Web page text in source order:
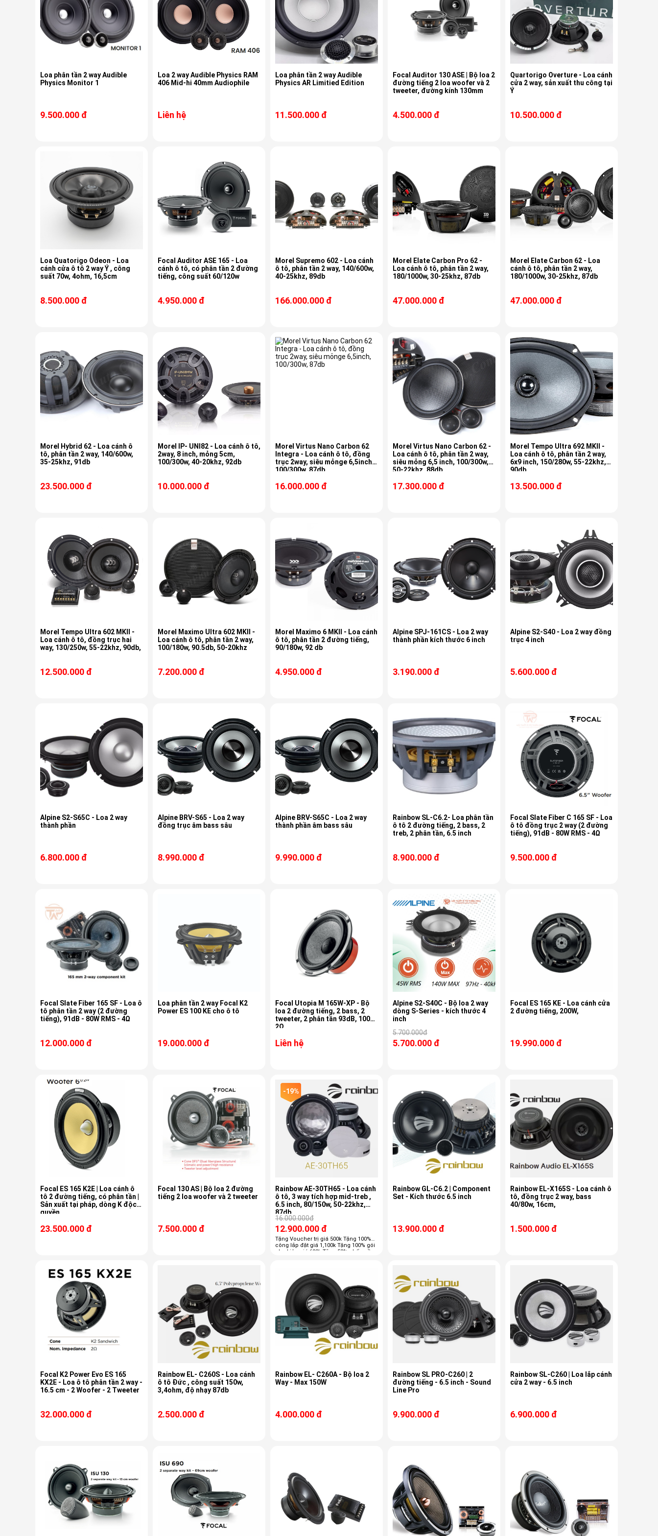
Loa phân tần 2 way Audible
Physics Monitor 1
9.500.000 đ
Loa 2 way Audible Physics RAM
406 Mid-hi 40mm Audiophile
Liên hệ
Loa phân tần 2 way Audible
Physics AR Limitied Edition
11.500.000 đ
Focal Auditor 130 ASE | Bộ loa 2
đường tiếng 2 loa woofer và 2
tweeter, đường kính 130mm
4.500.000 đ
Quartorigo Overture - Loa cánh
cửa 2 way, sản xuất thu công tại
Ý
10.500.000 đ
Loa Quatorigo Odeon - Loa
cánh cửa ô tô 2 way Ý , công
suất 70w, 4ohm, 16,5cm
8.500.000 đ
Focal Auditor ASE 165 - Loa
cánh ô tô, có phân tần 2 đường
tiếng, công suất 60/120w
4.950.000 đ
Morel Supremo 602 - Loa cánh
ô tô, phân tần 2 way, 140/600w,
40-25khz, 89db
166.000.000 đ
Morel Elate Carbon Pro 62 -
Loa cánh ô tô, phân tần 2 way,
180/1000w, 30-25khz, 87db
47.000.000 đ
Morel Elate Carbon 62 - Loa
cánh ô tô, phân tần 2 way,
180/1000w, 30-25khz, 87db
47.000.000 đ
Morel Hybrid 62 - Loa cánh ô
tô, phân tần 2 way, 140/600w,
35-25khz, 91db
23.500.000 đ
Morel IP- UNI82 - Loa cánh ô tô,
2way, 8 inch, mỏng 5cm,
100/300w, 40-20khz, 92db
10.000.000 đ
Morel Virtus Nano Carbon 62
Integra - Loa cánh ô tô, đồng
trục 2way, siêu mỏnge 6,5inch,
100/300w, 87db
16.000.000 đ
Morel Virtus Nano Carbon 62 -
Loa cánh ô tô, phân tần 2 way,
siêu mỏng 6,5 inch, 100/300w,
50-22khz, 88db
17.300.000 đ
Morel Tempo Ultra 692 MKII -
Loa cánh ô tô, phân tần 2 way,
6x9 inch, 150/280w, 55-22khz,
90db
13.500.000 đ
Morel Tempo Ultra 602 MKII -
Loa cánh ô tô, đồng trục hai
way, 130/250w, 55-22khz, 90db,
12.500.000 đ
Morel Maximo Ultra 602 MKII -
Loa cánh ô tô, phân tần 2 way,
100/180w, 90.5db, 50-20khz
7.200.000 đ
Morel Maximo 6 MKII - Loa cánh
ô tô, phân tần 2 đường tiếng,
90/180w, 92 db
4.950.000 đ
Alpine SPJ-161CS - Loa 2 way
thành phần kích thước 6 inch
3.190.000 đ
Alpine S2-S40 - Loa 2 way đồng
trục 4 inch
5.600.000 đ
Alpine S2-S65C - Loa 2 way
thành phần
6.800.000 đ
Alpine BRV-S65 - Loa 2 way
đồng trục âm bass sâu
8.990.000 đ
Alpine BRV-S65C - Loa 2 way
thành phần âm bass sâu
9.990.000 đ
Rainbow SL-C6.2- Loa phân tần
ô tô 2 đường tiếng, 2 bass, 2
treb, 2 phân tần, 6.5 inch
8.900.000 đ
Focal Slate Fiber C 165 SF - Loa
ô tô đồng trục 2 way (2 đường
tiếng), 91dB - 80W RMS - 4Ω
9.500.000 đ
Focal Slate Fiber 165 SF - Loa ô
tô phân tần 2 way (2 đường
tiếng), 91dB - 80W RMS - 4Ω
12.000.000 đ
Loa phân tần 2 way Focal K2
Power ES 100 KE cho ô tô
19.000.000 đ
Focal Utopia M 165W-XP - Bộ
loa 2 đường tiếng, 2 bass, 2
tweeter, 2 phân tần 93dB, 100W,
2Ω
Liên hệ
Alpine S2-S40C - Bộ loa 2 way
dòng S-Series - kích thước 4
inch
5.700.000đ
5.700.000 đ
Focal ES 165 KE - Loa cánh cửa
2 đường tiếng, 200W,
19.990.000 đ
Focal ES 165 K2E | Loa cánh ô
tô 2 đường tiếng, có phân tần |
Sản xuất tại pháp, dòng K độc
quyền
23.500.000 đ
Focal 130 AS | Bộ loa 2 đường
tiếng 2 loa woofer và 2 tweeter
7.500.000 đ
-19%
Rainbow AE-30TH65 - Loa cánh
ô tô, 3 way tích hợp mid-treb ,
6.5 inch, 80/150w, 50-22khz,
87db
16.000.000đ
12.900.000 đ
Tặng Voucher trị giá 500k Tặng 100%
công lắp đặt giá 1,100k Tặng 100% gói
phụ kiện giá 600k Tặng 50% chống ồn
Rainbow GL-C6.2 | Component
Set - Kích thước 6.5 inch
13.900.000 đ
Rainbow EL-X165S - Loa cánh ô
tô, đồng trục 2 way, bass
40/80w, 16cm,
1.500.000 đ
Focal K2 Power Evo ES 165
KX2E - Loa ô tô phân tần 2 way -
16.5 cm - 2 Woofer - 2 Tweeter
32.000.000 đ
Rainbow EL- C260S - Loa cánh
ô tô Đức , công suất 150w,
3,4ohm, độ nhạy 87db
2.500.000 đ
Rainbow EL- C260A - Bộ loa 2
Way - Max 150W
4.000.000 đ
Rainbow SL PRO-C260 | 2
đường tiếng - 6.5 inch - Sound
Line Pro
9.900.000 đ
Rainbow SL-C260 | Loa lắp cánh
cửa 2 way - 6.5 inch
6.900.000 đ